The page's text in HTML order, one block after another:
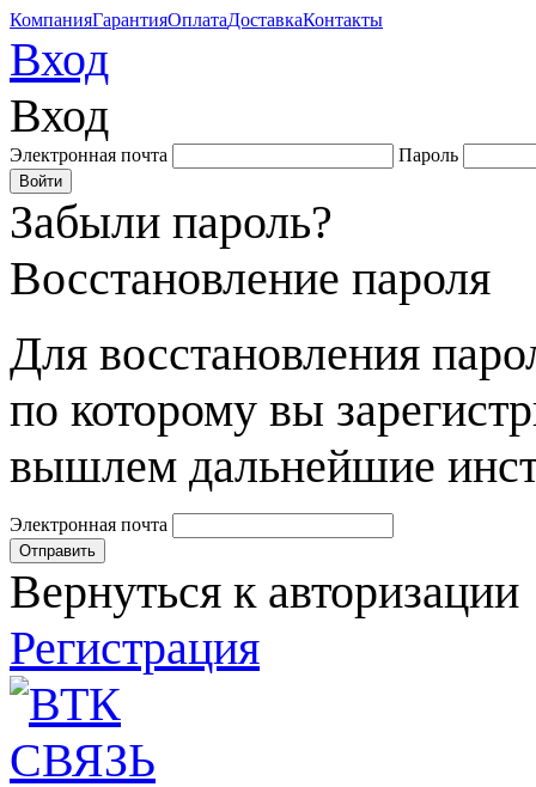
КомпанияГарантияОплатаДоставкаКонтакты
Вход
Вход
Электронная почта Пароль
Забыли пароль?
Восстановление пароля
Для восстановления
по которому вы
вышлем дальнейшие
Электронная почта
Вернуться к авторизации
Регистрация